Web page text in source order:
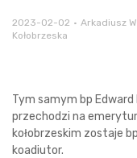
2023-02-02 Arkadiusz
Kołobrzeska
Tym samym bp Edward
przechodzi na
kołobrzeskim zostaje
koadiutor.